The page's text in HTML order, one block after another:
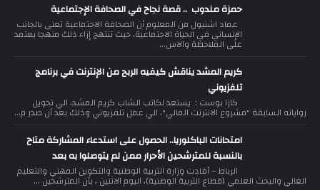
حمزة مندوب .. قصة نجاح في الصحافة الإجتماعية
عماد اشنيول من المعلوم أن الصحافة الاجتماعية تعنى بالجانب
الإنساني في الحياة الاجتماعية، حيث تنتهج إزاء ذلك منهجا يعتمد
على الملاحظة والاس...
كريم المشد يناقش كيفيه الربح من الإنترنت في برنامج
تلفزيوني
كازا بوست : يستعد لكاتب الشاب كريم المشد، الي تحويل
رواياته السابقة "مشروع الانترنت المالي"، الي عمل تلفزيوني وذلك بعد أن صدر م...
امتحانات الباكلوريا.. الحصول على استدعاء المشاركة متاح
بالنسبة للمترشحين الأحرار ممن لم يتوصلوا به بعد
الرباط – أفادت وزارة التربية الوطنية والتكوين المهني والتعليم
العالي والبحث العلمي (قطاع التربية الوطنية)، اليوم الاثنين ، بأن المترشحين ...